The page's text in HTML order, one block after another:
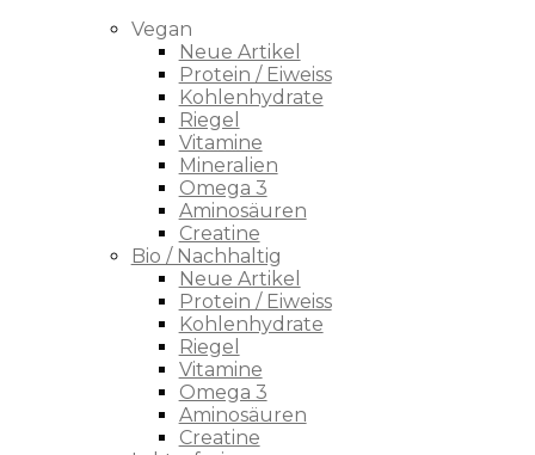
Vegan
Neue Artikel
Protein / Eiweiss
Kohlenhydrate
Riegel
Vitamine
Mineralien
Omega 3
Aminosäuren
Creatine
Bio / Nachhaltig
Neue Artikel
Protein / Eiweiss
Kohlenhydrate
Riegel
Vitamine
Omega 3
Aminosäuren
Creatine